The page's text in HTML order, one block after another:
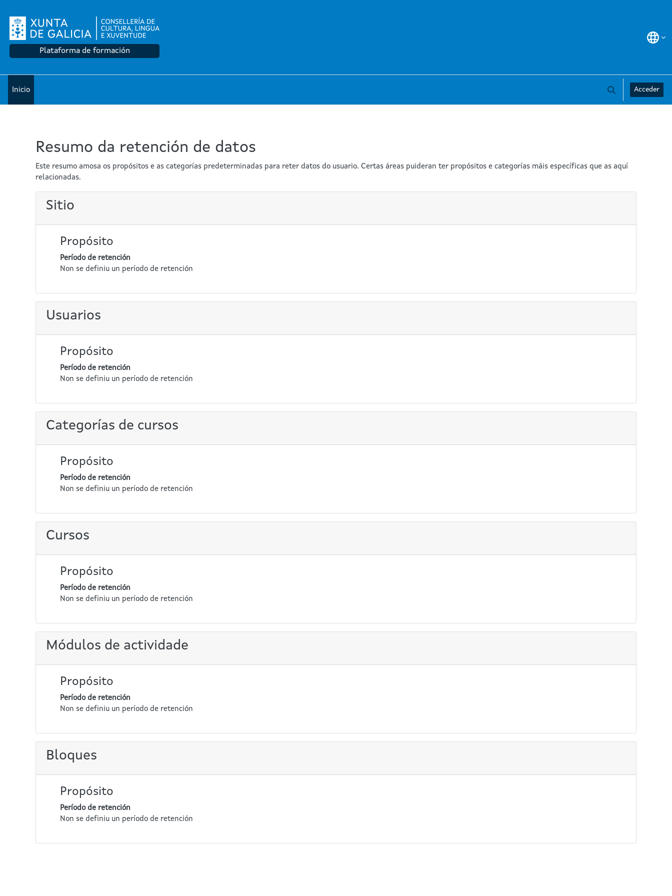
Plataforma de formación
Inicio
Alternar a
Acceder
Resumo da retención de datos
Este resumo amosa os propósitos e as categorías predeterminadas para reter datos do usuario. Certas áreas puideran ter propósitos e categorías máis específicas que as aquí
relacionadas.
Sitio
Propósito
Período de retención
Non se definiu un período de retención
Usuarios
Propósito
Período de retención
Non se definiu un período de retención
Categorías de cursos
Propósito
Período de retención
Non se definiu un período de retención
Cursos
Propósito
Período de retención
Non se definiu un período de retención
Módulos de actividade
Propósito
Período de retención
Non se definiu un período de retención
Bloques
Propósito
Período de retención
Non se definiu un período de retención